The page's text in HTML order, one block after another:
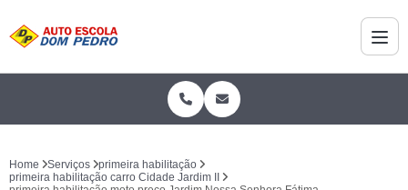
Home Serviços
primeira habilitação
primeira habilitação carro Cidade Jardim II